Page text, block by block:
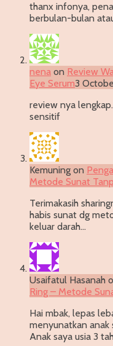
thanx infonya,
berbulan-bulan
nena on Review
Eye Serum3
review nya
sensitif
Kemuning on
Metode Sunat
Terimakasih
habis sunat dg
keluar darah…
Usaifatul Hasanah
Ring – Metode
Hai mbak, lepas
menyunatkan anak
Anak saya usia 3